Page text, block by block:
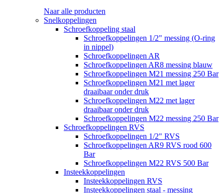
Naar alle producten
Snelkoppelingen
Schroefkoppeling staal
Schroefkoppelingen 1/2" messing (O-ring
in nippel)
Schroefkoppelingen AR
Schroefkoppelingen AR8 messing blauw
Schroefkoppelingen M21 messing 250 Bar
Schroefkoppelingen M21 met lager
draaibaar onder druk
Schroefkoppelingen M22 met lager
draaibaar onder druk
Schroefkoppelingen M22 messing 250 Bar
Schroefkoppelingen RVS
Schroefkoppelingen 1/2" RVS
Schroefkoppelingen AR9 RVS rood 600
Bar
Schroefkoppelingen M22 RVS 500 Bar
Insteekkoppelingen
Insteekkoppelingen RVS
Insteekkoppelingen staal - messing